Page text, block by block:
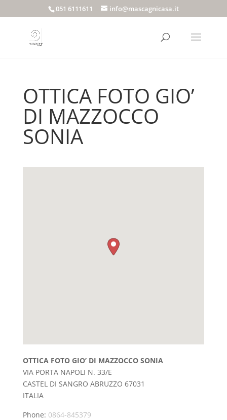
051 6111611 info@mascagnicasa.it
OTTICA FOTO GIO’
DI MAZZOCCO
SONIA
OTTICA FOTO GIO’ DI MAZZOCCO SONIA
VIA PORTA NAPOLI N. 33/E
CASTEL DI SANGRO ABRUZZO 67031
ITALIA
Phone: 0864-845379